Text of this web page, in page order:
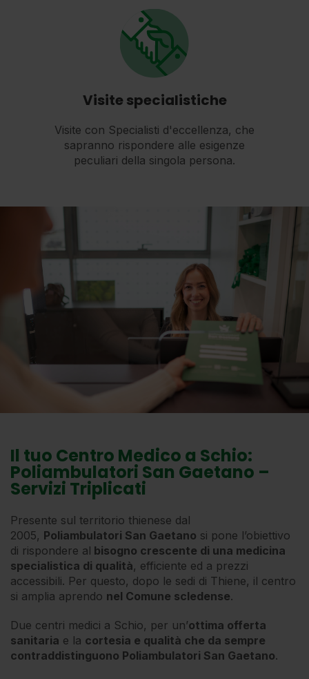
Visite specialistiche
Visite con Specialisti d'eccellenza, che
sapranno rispondere alle esigenze
peculiari della singola persona.
Il tuo Centro Medico a Schio:
Poliambulatori San Gaetano –
Servizi Triplicati
Presente sul territorio thienese dal
2005, Poliambulatori San Gaetano si pone l’obiettivo
di rispondere al bisogno crescente di una medicina
specialistica di qualità, efficiente ed a prezzi
accessibili. Per questo, dopo le sedi di Thiene, il centro
si amplia aprendo nel Comune scledense.
Due centri medici a Schio, per un’ottima offerta
sanitaria e la cortesia e qualità che da sempre
contraddistinguono Poliambulatori San Gaetano.